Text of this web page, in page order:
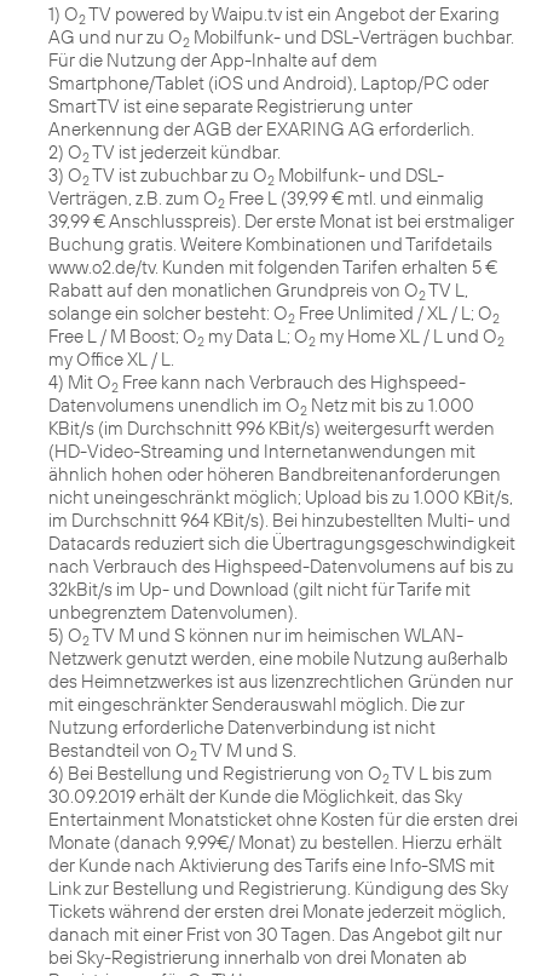
1) O2TV powered by Waipu.tv ist ein Angebot der Exaring
AG und nur zu O2 Mobilfunk- und DSL-Verträgen buchbar.
Für die Nutzung der App-Inhalte auf dem
Smartphone/Tablet (iOS und Android), Laptop/PC oder
SmartTV ist eine separate Registrierung unter
Anerkennung der AGB der EXARING AG erforderlich.
2) O2TV ist jederzeit kündbar.
3) O2TV ist zubuchbar zu O2 Mobilfunk- und DSL-
Verträgen, z.B. zum O2 Free L (39,99 € mtl. und einmalig
39,99 € Anschlusspreis). Der erste Monat ist bei erstmaliger
Buchung gratis. Weitere Kombinationen und Tarifdetails
www.o2.de/tv. Kunden mit folgenden Tarifen erhalten 5 €
Rabatt auf den monatlichen Grundpreis von O2TV L,
solange ein solcher besteht: O2 Free Unlimited / XL / L; O2
Free L / M Boost; O2 my Data L; O2 my Home XL / L und O2
my Office XL / L.
4) Mit O2 Free kann nach Verbrauch des Highspeed-
Datenvolumens unendlich im O2 Netz mit bis zu 1.000
KBit/s (im Durchschnitt 996 KBit/s) weitergesurft werden
(HD-Video-Streaming und Internetanwendungen mit
ähnlich hohen oder höheren Bandbreitenanforderungen
nicht uneingeschränkt möglich; Upload bis zu 1.000 KBit/s,
im Durchschnitt 964 KBit/s). Bei hinzubestellten Multi- und
Datacards reduziert sich die Übertragungsgeschwindigkeit
nach Verbrauch des Highspeed-Datenvolumens auf bis zu
32kBit/s im Up- und Download (gilt nicht für Tarife mit
unbegrenztem Datenvolumen).
5) O2TV M und S können nur im heimischen WLAN-
Netzwerk genutzt werden, eine mobile Nutzung außerhalb
des Heimnetzwerkes ist aus lizenzrechtlichen Gründen nur
mit eingeschränkter Senderauswahl möglich. Die zur
Nutzung erforderliche Datenverbindung ist nicht
Bestandteil von O2TV M und S.
6) Bei Bestellung und Registrierung von O2TV L bis zum
30.09.2019 erhält der Kunde die Möglichkeit, das Sky
Entertainment Monatsticket ohne Kosten für die ersten drei
Monate (danach 9,99€/ Monat) zu bestellen. Hierzu erhält
der Kunde nach Aktivierung des Tarifs eine Info-SMS mit
Link zur Bestellung und Registrierung. Kündigung des Sky
Tickets während der ersten drei Monate jederzeit möglich,
danach mit einer Frist von 30 Tagen. Das Angebot gilt nur
bei Sky-Registrierung innerhalb von drei Monaten ab